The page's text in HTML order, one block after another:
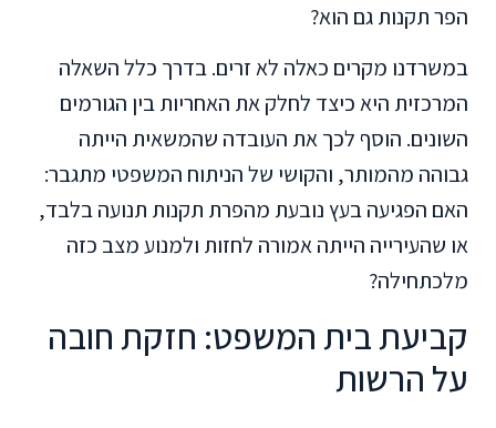
הפר תקנות גם הוא?
במשרדנו מקרים כאלה לא זרים. בדרך כלל השאלה
המרכזית היא כיצד לחלק את האחריות בין הגורמים
השונים. הוסף לכך את העובדה שהמשאית הייתה
גבוהה מהמותר, והקושי של הניתוח המשפטי מתגבר:
האם הפגיעה בעץ נובעת מהפרת תקנות תנועה בלבד,
או שהעירייה הייתה אמורה לחזות ולמנוע מצב כזה
מלכתחילה?
קביעת בית המשפט: חזקת חובה
על הרשות